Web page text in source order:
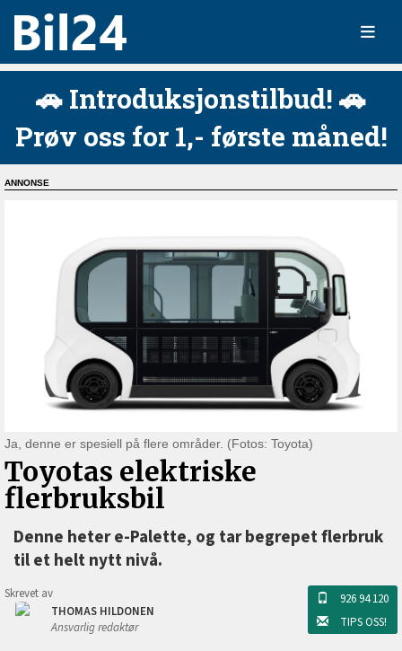
🚗 Introduksjonstilbud! 🚗
Prøv oss for 1,- første måned!
Ja, denne er spesiell på flere områder. (Fotos: Toyota)
Toyotas elektriske
flerbruksbil
Denne heter e-Palette, og tar begrepet flerbruk
til et helt nytt nivå.
Skrevet av
THOMAS HILDONEN
Ansvarlig redaktør
926 94 120
TIPS OSS!